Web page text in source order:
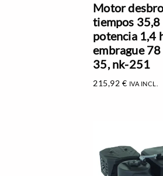
Motor
tiempos 35,8
potencia 1,4
embrague 78
35, nk-251
215,92 € IVA INCL.